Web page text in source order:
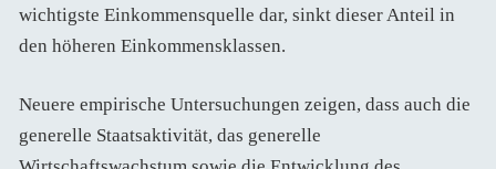
wichtigste Einkommensquelle dar, sinkt dieser Anteil in
den höheren Einkommensklassen.
Neuere empirische Untersuchungen zeigen, dass auch die
generelle Staatsaktivität, das generelle